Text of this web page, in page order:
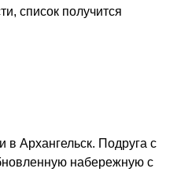
список получится
в Архангельск. Подруга с
набережную с